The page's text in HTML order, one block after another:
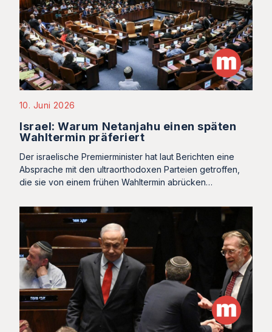
10. Juni 2026
Israel: Warum Netanjahu einen späten
Wahltermin präferiert
Der israelische Premierminister hat laut Berichten eine
Absprache mit den ultraorthodoxen Parteien getroffen,
die sie von einem frühen Wahltermin abrücken…